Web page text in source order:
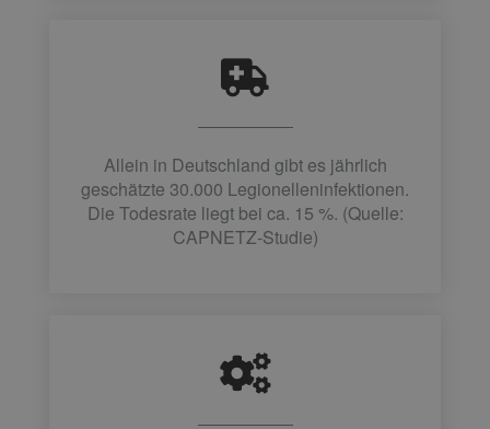
Allein in Deutschland gibt es jährlich
geschätzte 30.000 Legionelleninfektionen.
Die Todesrate liegt bei ca. 15 %. (Quelle:
CAPNETZ-Studie)